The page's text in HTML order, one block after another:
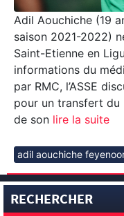
Adil Aouchiche (19
saison 2021-2022)
Saint-Etienne en
informations du
par RMC, l’ASSE
pour un transfert du
de son lire la suite
adil aouchiche
RECHERCHER